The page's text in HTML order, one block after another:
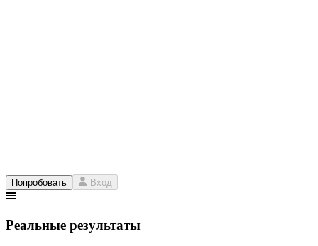
Попробовать Вход
Реальные результаты